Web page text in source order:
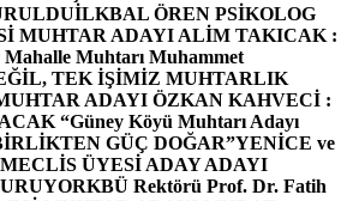
İLKBAL ÖREN PSİKOLOG
MUHTAR ADAYI ALİM TAKICAK :
Mahalle Muhtarı Muhammet
TEK İŞİMİZ MUHTARLIK
ADAYI ÖZKAN KAHVECİ :
“Güney Köyü Muhtarı Adayı
GÜÇ DOĞAR”YENİCE ve
ÜYESİ ADAY ADAYI
KBÜ Rektörü Prof. Dr. Fatih